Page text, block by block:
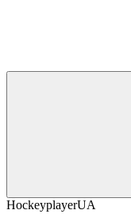
HockeyplayerUA